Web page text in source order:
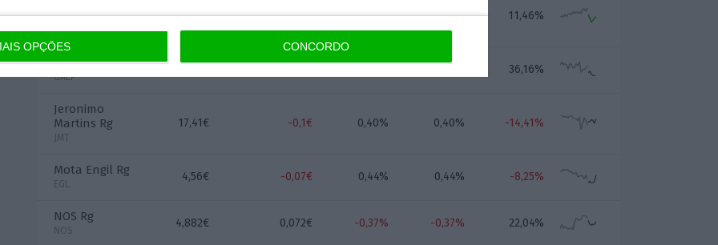
OPÇÕES CONCORDO
Renewables Br
EDPR
13,28€ -0,04€ -1,04% -1,04% 11,46%
Galp Energia
GALP
36,16%
Jeronimo
Martins Rg
JMT
17,41€ -0,1€ 0,40% 0,40% -14,41%
Mota Engil Rg
EGL
4,56€ -0,07€ 0,44% 0,44% -8,25%
NOS Rg
NOS
4,882€ 0,072€ -0,37% -0,37% 22,04%